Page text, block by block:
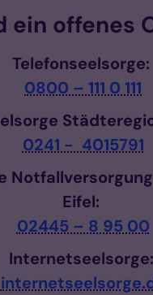
ein offenes
Telefonseelsorge:
0800 – 111 0 111
0241 - 4015791
Eifel:
02445 – 8 95 00
Internetseelsorge: